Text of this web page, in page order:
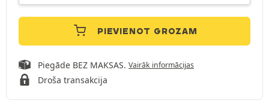
PIEVIENOT GROZAM
Piegāde BEZ MAKSAS. Vairāk informācijas
Droša transakcija